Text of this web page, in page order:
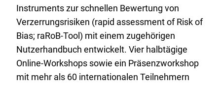
Instruments zur schnellen Bewertung von
Verzerrungsrisiken (rapid assessment of Risk of
Bias; raRoB-Tool) mit einem zugehörigen
Nutzerhandbuch entwickelt. Vier halbtägige
Online-Workshops sowie ein Präsenzworkshop
mit mehr als 60 internationalen Teilnehmern